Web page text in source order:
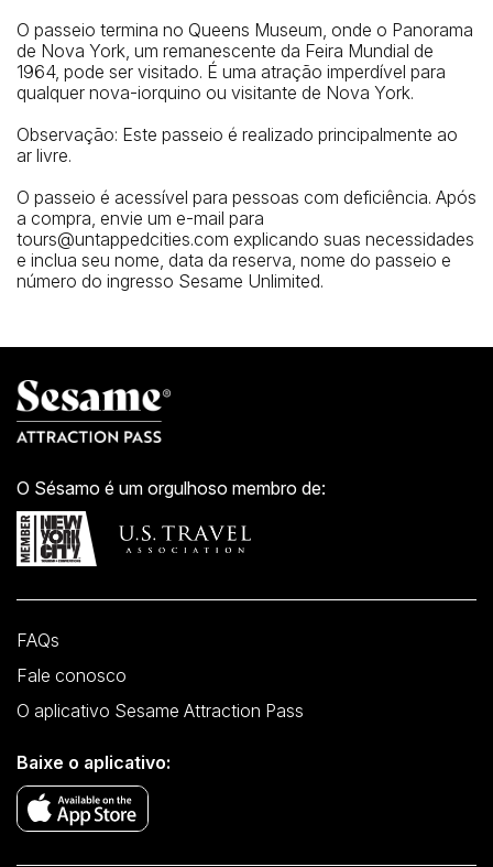
O passeio termina no Queens Museum, onde o Panorama
de Nova York, um remanescente da Feira Mundial de
1964, pode ser visitado. É uma atração imperdível para
qualquer nova-iorquino ou visitante de Nova York.
Observação: Este passeio é realizado principalmente ao
ar livre.
O passeio é acessível para pessoas com deficiência. Após
a compra, envie um e-mail para
tours@untappedcities.com explicando suas necessidades
e inclua seu nome, data da reserva, nome do passeio e
número do ingresso Sesame Unlimited.
O Sésamo é um orgulhoso membro de:
FAQs
Fale conosco
O aplicativo Sesame Attraction Pass
Baixe o aplicativo: